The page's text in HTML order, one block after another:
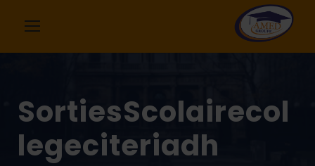
SortiesScolairecol
legeciteriadh